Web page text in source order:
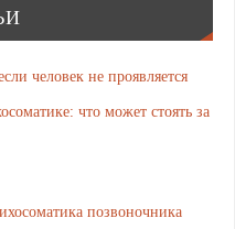
человек не проявляется
что может стоять за
позвоночника